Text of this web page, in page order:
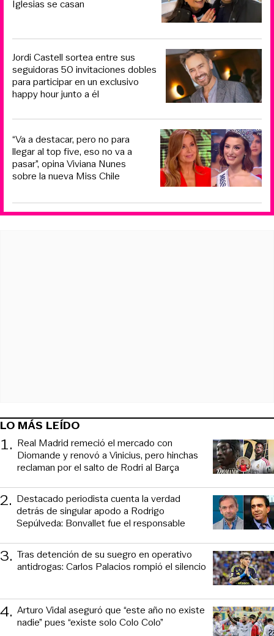
Iglesias se casan
Jordi Castell sortea entre sus
seguidoras 50 invitaciones dobles
para participar en un exclusivo
happy hour junto a él
“Va a destacar, pero no para
llegar al top five, eso no va a
pasar”, opina Viviana Nunes
sobre la nueva Miss Chile
LO MÁS LEÍDO
1. Real Madrid remeció el mercado con
Diomande y renovó a Vinicius, pero hinchas
reclaman por el salto de Rodri al Barça
2. Destacado periodista cuenta la verdad
detrás de singular apodo a Rodrigo
Sepúlveda: Bonvallet fue el responsable
3. Tras detención de su suegro en operativo
antidrogas: Carlos Palacios rompió el silencio
4. Arturo Vidal aseguró que “este año no existe
nadie” pues “existe solo Colo Colo”